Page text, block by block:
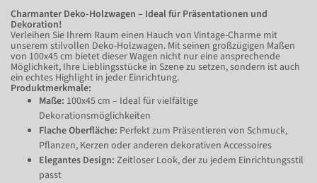
Charmanter Deko-Holzwagen – Ideal für Präsentationen und
Dekoration!
Verleihen Sie Ihrem Raum einen Hauch von Vintage-Charme mit
unserem stilvollen Deko-Holzwagen. Mit seinen großzügigen Maßen
von 100x45 cm bietet dieser Wagen nicht nur eine ansprechende
Möglichkeit, Ihre Lieblingsstücke in Szene zu setzen, sondern ist auch
ein echtes Highlight in jeder Einrichtung.
Produktmerkmale:
Maße: 100x45 cm – Ideal für vielfältige
Dekorationsmöglichkeiten
Flache Oberfläche: Perfekt zum Präsentieren von Schmuck,
Pflanzen, Kerzen oder anderen dekorativen Accessoires
Elegantes Design: Zeitloser Look, der zu jedem Einrichtungsstil
passt